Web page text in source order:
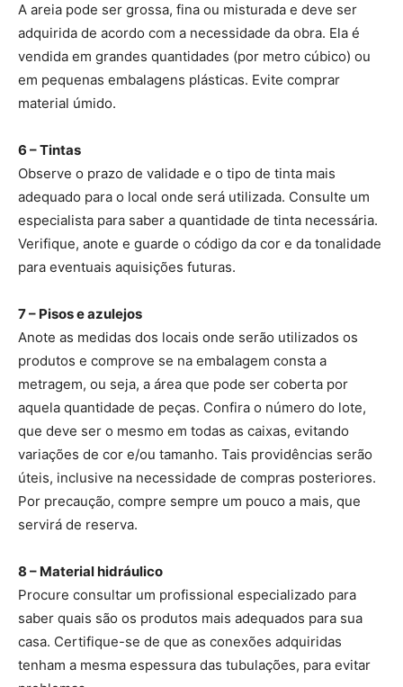
A areia pode ser grossa, fina ou misturada e deve ser
adquirida de acordo com a necessidade da obra. Ela é
vendida em grandes quantidades (por metro cúbico) ou
em pequenas embalagens plásticas. Evite comprar
material úmido.
6 – Tintas
Observe o prazo de validade e o tipo de tinta mais
adequado para o local onde será utilizada. Consulte um
especialista para saber a quantidade de tinta necessária.
Verifique, anote e guarde o código da cor e da tonalidade
para eventuais aquisições futuras.
7 – Pisos e azulejos
Anote as medidas dos locais onde serão utilizados os
produtos e comprove se na embalagem consta a
metragem, ou seja, a área que pode ser coberta por
aquela quantidade de peças. Confira o número do lote,
que deve ser o mesmo em todas as caixas, evitando
variações de cor e/ou tamanho. Tais providências serão
úteis, inclusive na necessidade de compras posteriores.
Por precaução, compre sempre um pouco a mais, que
servirá de reserva.
8 – Material hidráulico
Procure consultar um profissional especializado para
saber quais são os produtos mais adequados para sua
casa. Certifique-se de que as conexões adquiridas
tenham a mesma espessura das tubulações, para evitar